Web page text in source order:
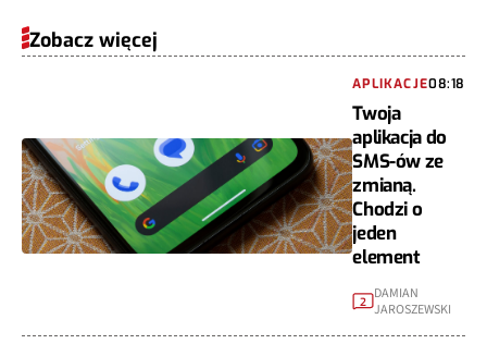
Zobacz więcej
APLIKACJE08:18
Twoja
aplikacja do
SMS-ów ze
zmianą.
Chodzi o
jeden
element
2
DAMIAN
JAROSZEWSKI